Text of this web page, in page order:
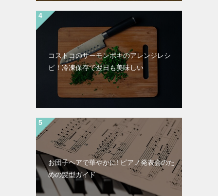
コストコのサーモンポキのアレンジレシ
ピ！冷凍保存で翌日も美味しい
お団子ヘアで華やかに! ピアノ発表会のた
めの髪型ガイド